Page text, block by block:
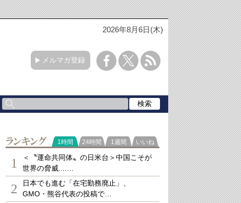
2026年8月6日(木)
メルマガ登録
ランキング
1時間 24時間 1週間 いいね
1
＜〝運命共同体〟の日米台＞中国こそが
世界の脅威....…
2
日本でも進む「在宅勤務廃止」、
GMO・熊谷代表の投稿で…